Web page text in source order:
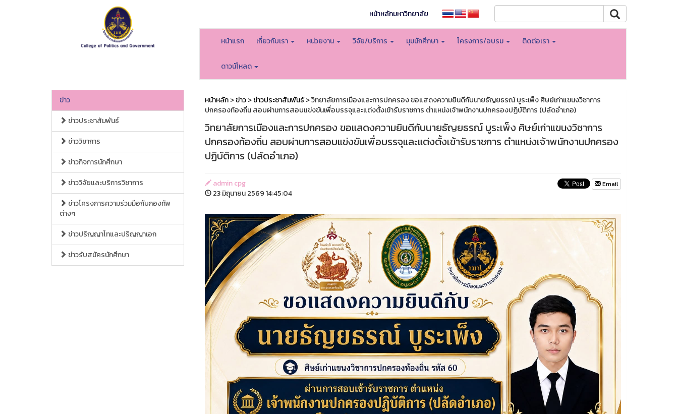
หน้าหลักมหาวิทยาลัย
หน้าแรก เกี่ยวกับเรา หน่วยงาน วิจัย/บริการ มุมนักศึกษา โครงการ/อบรม ติดต่อเรา
ดาวน์โหลด
ข่าว
ข่าวประชาสัมพันธ์
ข่าววิชาการ
ข่าวกิจการนักศึกษา
ข่าววิจัยและบริการวิชาการ
ข่าวโครงการความร่วมมือกับกองทัพ
ต่างๆ
ข่าวปริญญาโทและปริญญาเอก
ข่าวรับสมัครนักศึกษา
หน้าหลัก>ข่าว>ข่าวประชาสัมพันธ์> วิทยาลัยการเมืองและการปกครอง ขอแสดงความยินดีกับนายธัญยธรณ์ บูระเพ็ง ศิษย์เก่าแขนงวิชาการ
ปกครองท้องถิ่น สอบผ่านการสอบแข่งขันเพื่อบรรจุและแต่งตั้งเข้ารับราชการ ตำแหน่งเจ้าพนักงานปกครองปฏิบัติการ (ปลัดอำเภอ)
วิทยาลัยการเมืองและการปกครอง ขอแสดงความยินดีกับนายธัญยธรณ์ บูระเพ็ง ศิษย์เก่าแขนงวิชาการ
ปกครองท้องถิ่น สอบผ่านการสอบแข่งขันเพื่อบรรจุและแต่งตั้งเข้ารับราชการ ตำแหน่งเจ้าพนักงานปกครอง
ปฏิบัติการ (ปลัดอำเภอ)
admin cpg
23 มิถุนายน 2569 14:45:04
Email